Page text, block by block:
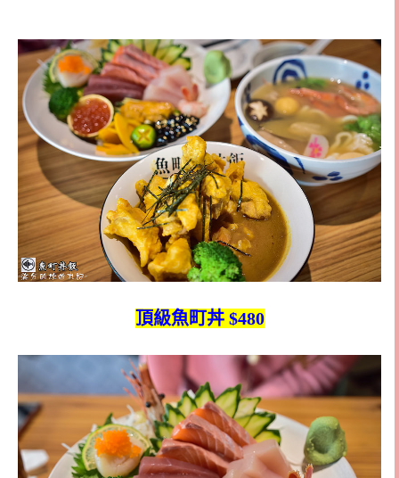
頂級魚町丼 $480